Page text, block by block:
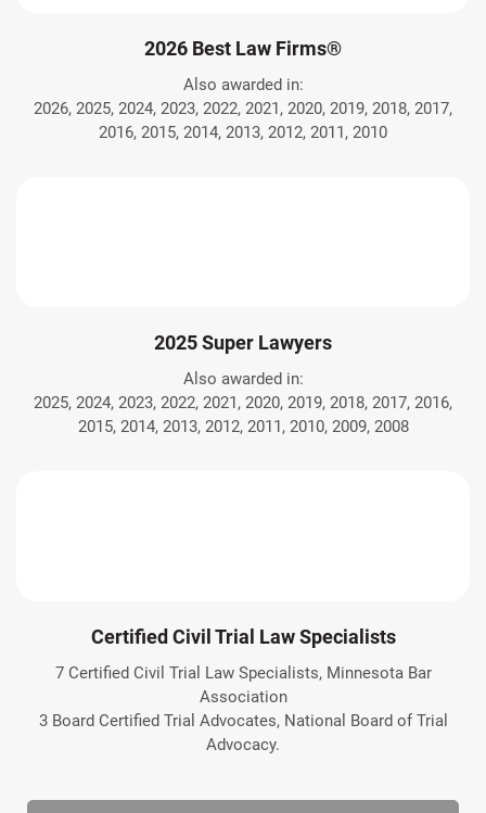
2026 Best Law Firms®
Also awarded in:
2026, 2025, 2024, 2023, 2022, 2021, 2020, 2019, 2018, 2017,
2016, 2015, 2014, 2013, 2012, 2011, 2010
2025 Super Lawyers
Also awarded in:
2025, 2024, 2023, 2022, 2021, 2020, 2019, 2018, 2017, 2016,
2015, 2014, 2013, 2012, 2011, 2010, 2009, 2008
Certified Civil Trial Law Specialists
7 Certified Civil Trial Law Specialists, Minnesota Bar
Association
3 Board Certified Trial Advocates, National Board of Trial
Advocacy.